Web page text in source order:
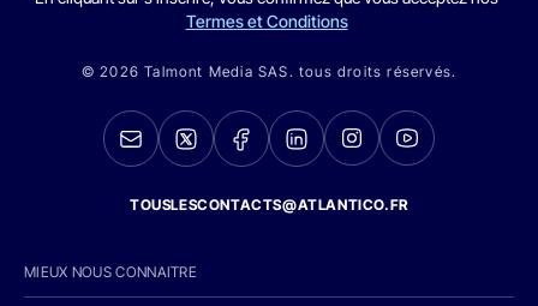
Termes et Conditions
© 2026 Talmont Media SAS. tous droits réservés.
TOUSLESCONTACTS@ATLANTICO.FR
MIEUX NOUS CONNAITRE